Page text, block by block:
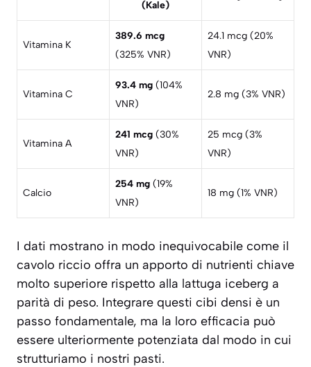
(Kale)
Vitamina K
389.6 mcg
(325% VNR)
24.1 mcg (20%
VNR)
Vitamina C
93.4 mg (104%
VNR)
2.8 mg (3% VNR)
Vitamina A
241 mcg (30%
VNR)
25 mcg (3%
VNR)
Calcio
254 mg (19%
VNR)
18 mg (1% VNR)
I dati mostrano in modo inequivocabile come il
cavolo riccio offra un apporto di nutrienti chiave
molto superiore rispetto alla lattuga iceberg a
parità di peso. Integrare questi cibi densi è un
passo fondamentale, ma la loro efficacia può
essere ulteriormente potenziata dal modo in cui
strutturiamo i nostri pasti.